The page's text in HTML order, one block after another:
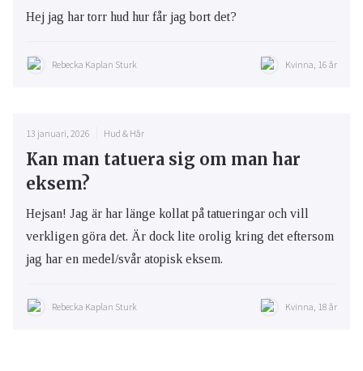
Hej jag har torr hud hur får jag bort det?
Rebecka Kaplan Sturk Kvinna, 16 år
13 januari, 2026 Hud & Hår
Kan man tatuera sig om man har
eksem?
Hejsan! Jag är har länge kollat på tatueringar och vill
verkligen göra det. Är dock lite orolig kring det eftersom
jag har en medel/svår atopisk eksem.
Rebecka Kaplan Sturk Kvinna, 18 år